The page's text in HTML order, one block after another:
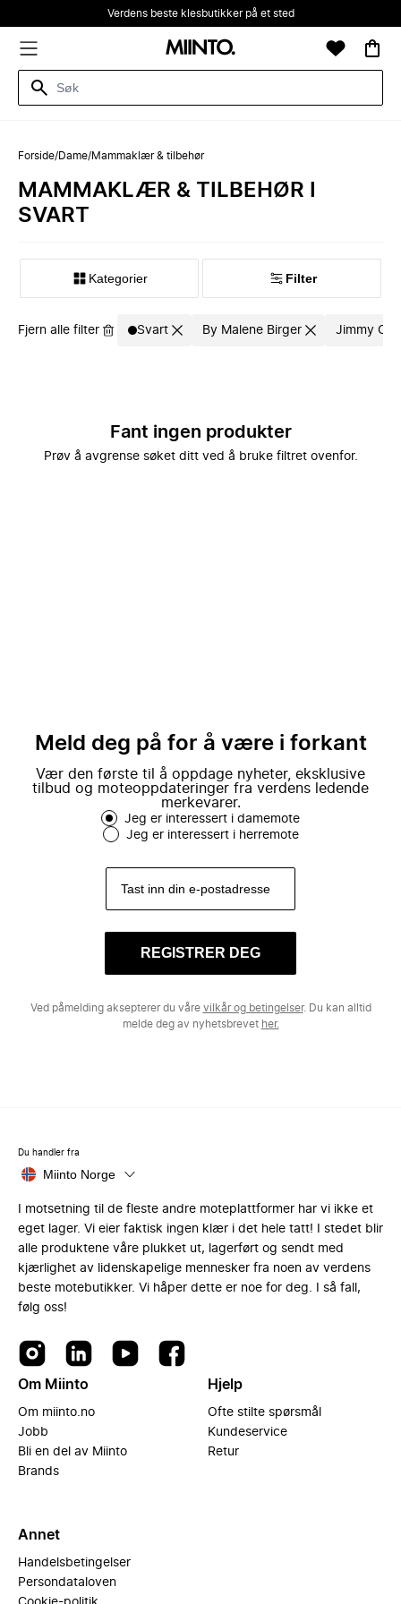
Verdens beste klesbutikker på et sted
Forside/Dame/Mammaklær & tilbehør
MAMMAKLÆR & TILBEHØR I
SVART
Kategorier Filter
Fjern alle filter Svart By Malene Birger Jimmy
Fant ingen produkter
Prøv å avgrense søket ditt ved å bruke filtret ovenfor.
Meld deg på for å være i forkant
Vær den første til å oppdage nyheter, eksklusive
tilbud og moteoppdateringer fra verdens ledende
merkevarer.
Jeg er interessert i damemote
Jeg er interessert i herremote
REGISTRER DEG
Ved påmelding aksepterer du våre vilkår og betingelser. Du kan alltid
melde deg av nyhetsbrevet her.
Du handler fra
Miinto Norge
I motsetning til de fleste andre moteplattformer har vi ikke et
eget lager. Vi eier faktisk ingen klær i det hele tatt! I stedet blir
alle produktene våre plukket ut, lagerført og sendt med
kjærlighet av lidenskapelige mennesker fra noen av verdens
beste motebutikker. Vi håper dette er noe for deg. I så fall,
følg oss!
Om Miinto
Om miinto.no
Jobb
Bli en del av Miinto
Brands
Hjelp
Ofte stilte spørsmål
Kundeservice
Retur
Annet
Handelsbetingelser
Persondataloven